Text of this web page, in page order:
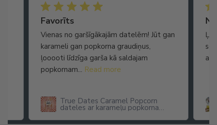
Favorīts
Vienas no garšīgākajām datelēm! Jūt gan
karameli gan popkorna graudiņus,
ļooooti līdzīga garša kā saldajam
popkornam... Read more
True Dates Caramel Popcorn
dateles ar karameļu popkorna
arī